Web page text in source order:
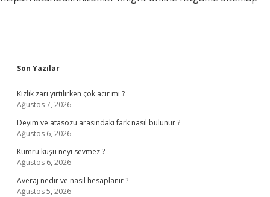
Sidebar
Son Yazılar
Kızlık zarı yırtılırken çok acır mı ?
Ağustos 7, 2026
Deyim ve atasözü arasındaki fark nasıl bulunur ?
Ağustos 6, 2026
Kumru kuşu neyi sevmez ?
Ağustos 6, 2026
Averaj nedir ve nasıl hesaplanır ?
Ağustos 5, 2026